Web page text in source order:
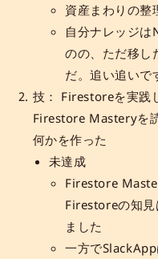
資産まわりの整
自分ナレッジ
のの、ただ移し
だ。追い追いで
技： Firestoreを実践
Firestore Masteryを
何かを作った
未達成
Firestore
Firestoreの知見
ました
一方で